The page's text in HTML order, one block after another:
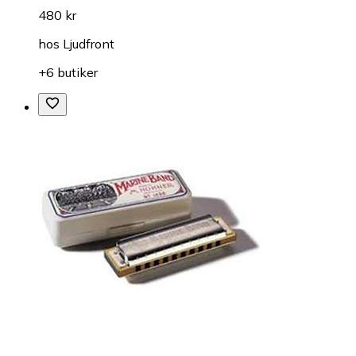
480 kr
hos Ljudfront
+6 butiker